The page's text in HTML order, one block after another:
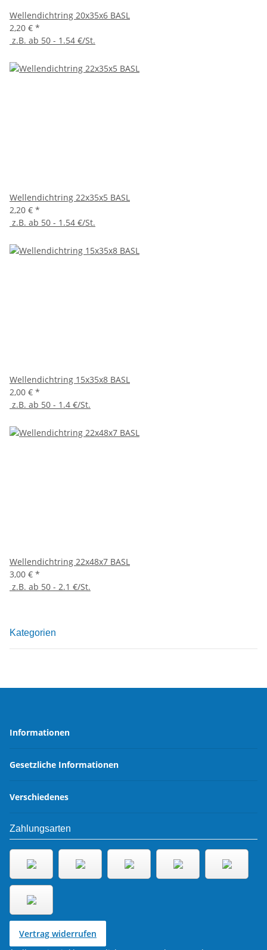
Wellendichtring 20x35x6 BASL
2,20 € *
z.B. ab 50 - 1.54 €/St.
Wellendichtring 22x35x5 BASL
2,20 € *
z.B. ab 50 - 1.54 €/St.
Wellendichtring 15x35x8 BASL
2,00 € *
z.B. ab 50 - 1.4 €/St.
Wellendichtring 22x48x7 BASL
3,00 € *
z.B. ab 50 - 2.1 €/St.
Kategorien
Informationen
Gesetzliche Informationen
Verschiedenes
Zahlungsarten
Vertrag widerrufen